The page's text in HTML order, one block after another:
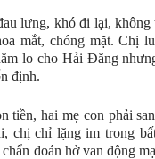
lưng, khó đi lại,
mắt, chóng mặt. Chị
lo cho Hải Đăng
định.
tiền, hai mẹ con phải
chị chỉ lặng im trong
đoán hở van động